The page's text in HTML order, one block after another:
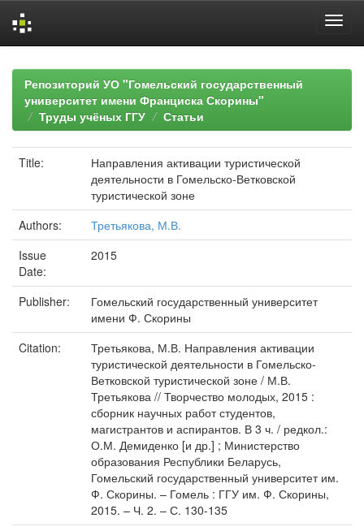
navigationРепозиторий УО "Гомельский государственный
университет имени Франциска Скорины"
Труды учёных ГГУ
Статьи
Title:
Направления активации туристической
деятельности в Гомельско-Ветковской
туристической зоне
Authors:
Третьякова, М.В.
Issue
Date:
2015
Publisher:
Гомельский государственный университет
имени Ф. Скорины
Citation:
Третьякова, М.В. Направления активации
туристической деятельности в Гомельско-
Ветковской туристической зоне / М.В.
Третьякова // Творчество молодых, 2015 :
сборник научных работ студентов,
магистрантов и аспирантов. В 3 ч. / редкол.:
О.М. Демиденко [и др.] ; Министерство
образования Республики Беларусь,
Гомельский государственный университет им.
Ф. Скорины. – Гомель : ГГУ им. Ф. Скорины,
2015. – Ч. 2. – С. 130-135